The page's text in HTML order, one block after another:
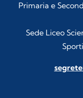
Primaria e
Sede Liceo